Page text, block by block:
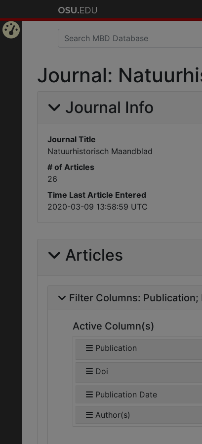
Journal:
Journal Info
Journal Title
Natuurhistorisch Maandblad
# of Articles
26
Time Last Article Entered
2020-03-09 13:58:59 UTC
Articles
Filter Columns: Publication
Active Column(s)
Publication
Doi
Publication Date
Author(s)